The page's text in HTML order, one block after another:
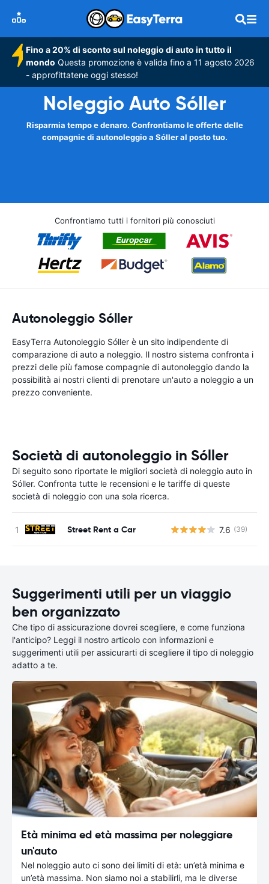
Fino a 20% di sconto sul noleggio di auto in tutto il
mondo Questa promozione è valida fino a 11 agosto 2026
- approfittatene oggi stesso!
Noleggio Auto Sóller
Risparmia tempo e denaro. Confrontiamo le offerte delle
compagnie di autonoleggio a Sóller al posto tuo.
Confrontiamo tutti i fornitori più conosciuti
Autonoleggio Sóller
EasyTerra Autonoleggio Sóller è un sito indipendente di
comparazione di auto a noleggio. Il nostro sistema confronta i
prezzi delle più famose compagnie di autonoleggio dando la
possibilità ai nostri clienti di prenotare un'auto a noleggio a un
prezzo conveniente.
Società di autonoleggio in Sóller
Di seguito sono riportate le migliori società di noleggio auto in
Sóller. Confronta tutte le recensioni e le tariffe di queste
società di noleggio con una sola ricerca.
Street Rent a Car 7.6 (39)
Suggerimenti utili per un viaggio
ben organizzato
Che tipo di assicurazione dovrei scegliere, e come funziona
l'anticipo? Leggi il nostro articolo con informazioni e
suggerimenti utili per assicurarti di scegliere il tipo di noleggio
adatto a te.
Età minima ed età massima per noleggiare
un'auto
Nel noleggio auto ci sono dei limiti di età: un’età minima e
un’età massima. Non siamo noi a stabilirli, ma le diverse